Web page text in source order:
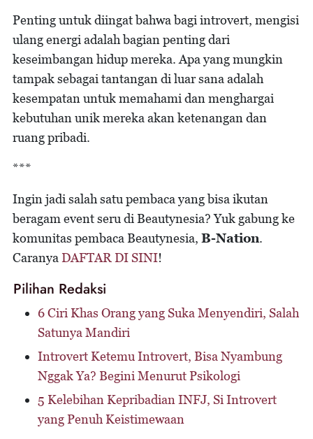
Penting untuk diingat bahwa bagi introvert, mengisi
ulang energi adalah bagian penting dari
keseimbangan hidup mereka. Apa yang mungkin
tampak sebagai tantangan di luar sana adalah
kesempatan untuk memahami dan menghargai
kebutuhan unik mereka akan ketenangan dan
ruang pribadi.
***
Ingin jadi salah satu pembaca yang bisa ikutan
beragam event seru di Beautynesia? Yuk gabung ke
komunitas pembaca Beautynesia, B-Nation.
Caranya DAFTAR DI SINI!
Pilihan Redaksi
6 Ciri Khas Orang yang Suka Menyendiri, Salah
Satunya Mandiri
Introvert Ketemu Introvert, Bisa Nyambung
Nggak Ya? Begini Menurut Psikologi
5 Kelebihan Kepribadian INFJ, Si Introvert
yang Penuh Keistimewaan